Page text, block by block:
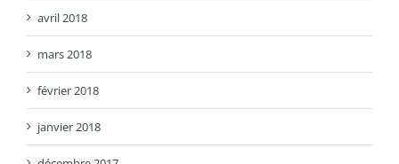
avril 2018
mars 2018
février 2018
janvier 2018